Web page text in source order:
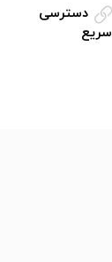
دسترسی
سریع